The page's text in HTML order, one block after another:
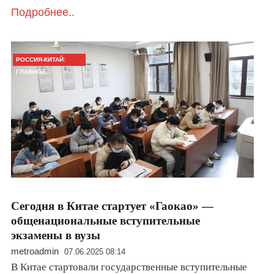
Подробнее..
РОССИЯ-КИТАЙ:
ГЛАВНОЕ
Сегодня в Китае стартует «Гаокао» —
общенациональные вступительные
экзамены в вузы
metroadmin 07.06.2025 08:14
В Китае стартовали государственные вступительные